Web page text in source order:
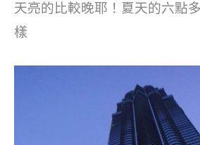
天亮的比較晚耶！夏天的六點
樣